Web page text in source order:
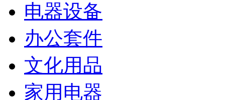
电器设备
办公套件
文化用品
家用电器